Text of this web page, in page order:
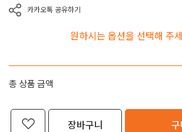
카카오톡 공유하기
원하시는 옵션을 선택해 주
총 상품 금액
장바구니